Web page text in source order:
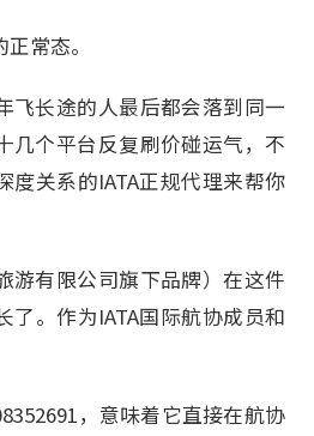
常态。
飞长途的人最后都会落到同一
几个平台反复刷价碰运气，不
度关系的IATA正规代理来帮你
游有限公司旗下品牌）在这件
了。作为IATA国际航协成员和
，意味着它直接在航协